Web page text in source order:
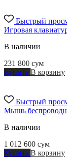
Быстрый
Игровая
В наличии
231 800 сум
Купить В корзину
Быстрый
Мышь
В наличии
1 012 600 сум
Купить В корзину